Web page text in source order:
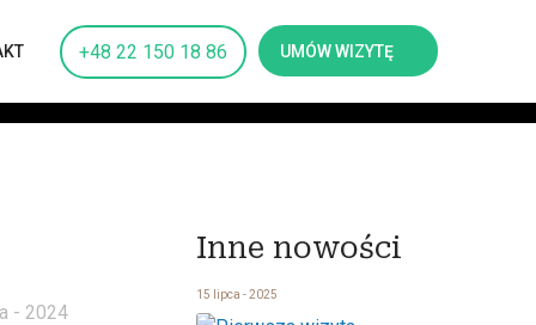
+48 22 150 18 86 UMÓW WIZYTĘ
- 2024
Inne nowości
15 lipca - 2025